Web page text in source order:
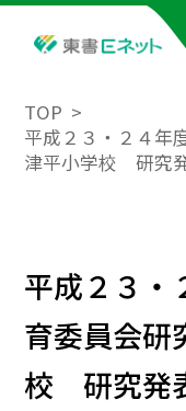
TOP
平成２３・２４
津平小学校 研究
平成２３
育委員会
校 研究発